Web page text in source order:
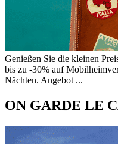
Genießen Sie die kleinen
bis zu -30% auf
Nächten. Angebot ...
ON GARDE LE